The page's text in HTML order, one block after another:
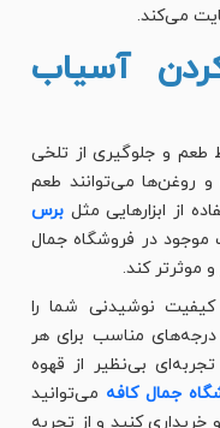
می‌کند.
آسیاب
طعم و جلوگیری از تلخی
روغن‌ها می‌توانند طعم
از ابزارهایی مثل برس
موجود در فروشگاه جمال
موثرتر کند.
نوشیدنی شما را
مناسب برای هر
بی‌نظیر از قهوه
جمال کافه می‌توانید
خریداری کنید و از تجربه